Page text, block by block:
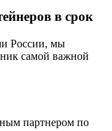
в срок
России, мы
самой важной
партнером по